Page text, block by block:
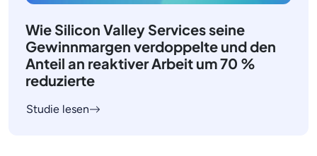
Wie Silicon Valley Services seine
Gewinnmargen verdoppelte und den
Anteil an reaktiver Arbeit um 70 %
reduzierte
Studie lesen